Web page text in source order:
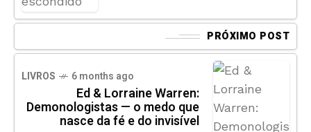
PRÓXIMO POST
LIVROS 6 months ago
Ed & Lorraine Warren:
Demonologistas — o medo que
nasce da fé e do invisível